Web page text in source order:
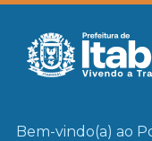
Bem-vindo(a) ao